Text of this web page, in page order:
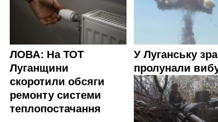
ЛОВА: На ТОТ
Луганщини
скоротили обсяги
ремонту системи
теплопостачання
У Луганську
пролунали